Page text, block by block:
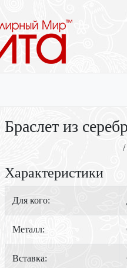
Браслет из
/
Характеристики
Для кого:
Металл:
Вставка: